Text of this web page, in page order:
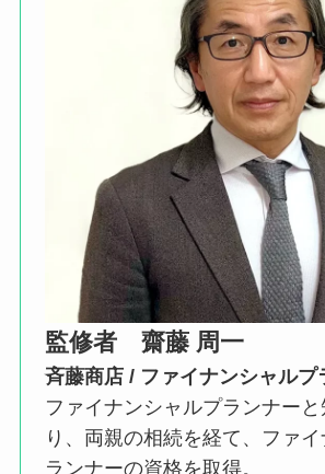
監修者齋藤 周一
斉藤商店 / ファイナンシャルプ
ファイナンシャルプランナー
り、両親の相続を経て、ファ
ランナーの資格を取得。